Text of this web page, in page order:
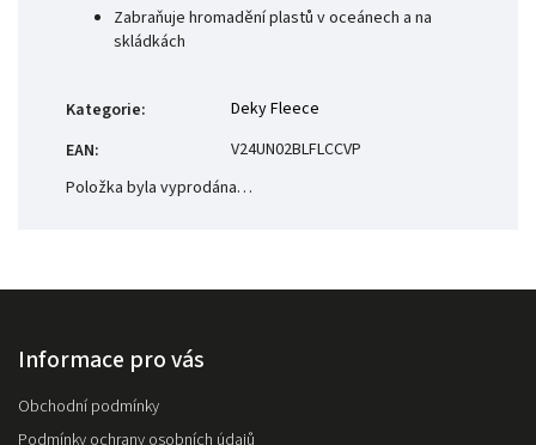
Zabraňuje hromadění plastů v oceánech a na
skládkách
Kategorie:
Deky Fleece
EAN:
V24UN02BLFLCCVP
Položka byla vyprodána…
Informace pro vás
Obchodní podmínky